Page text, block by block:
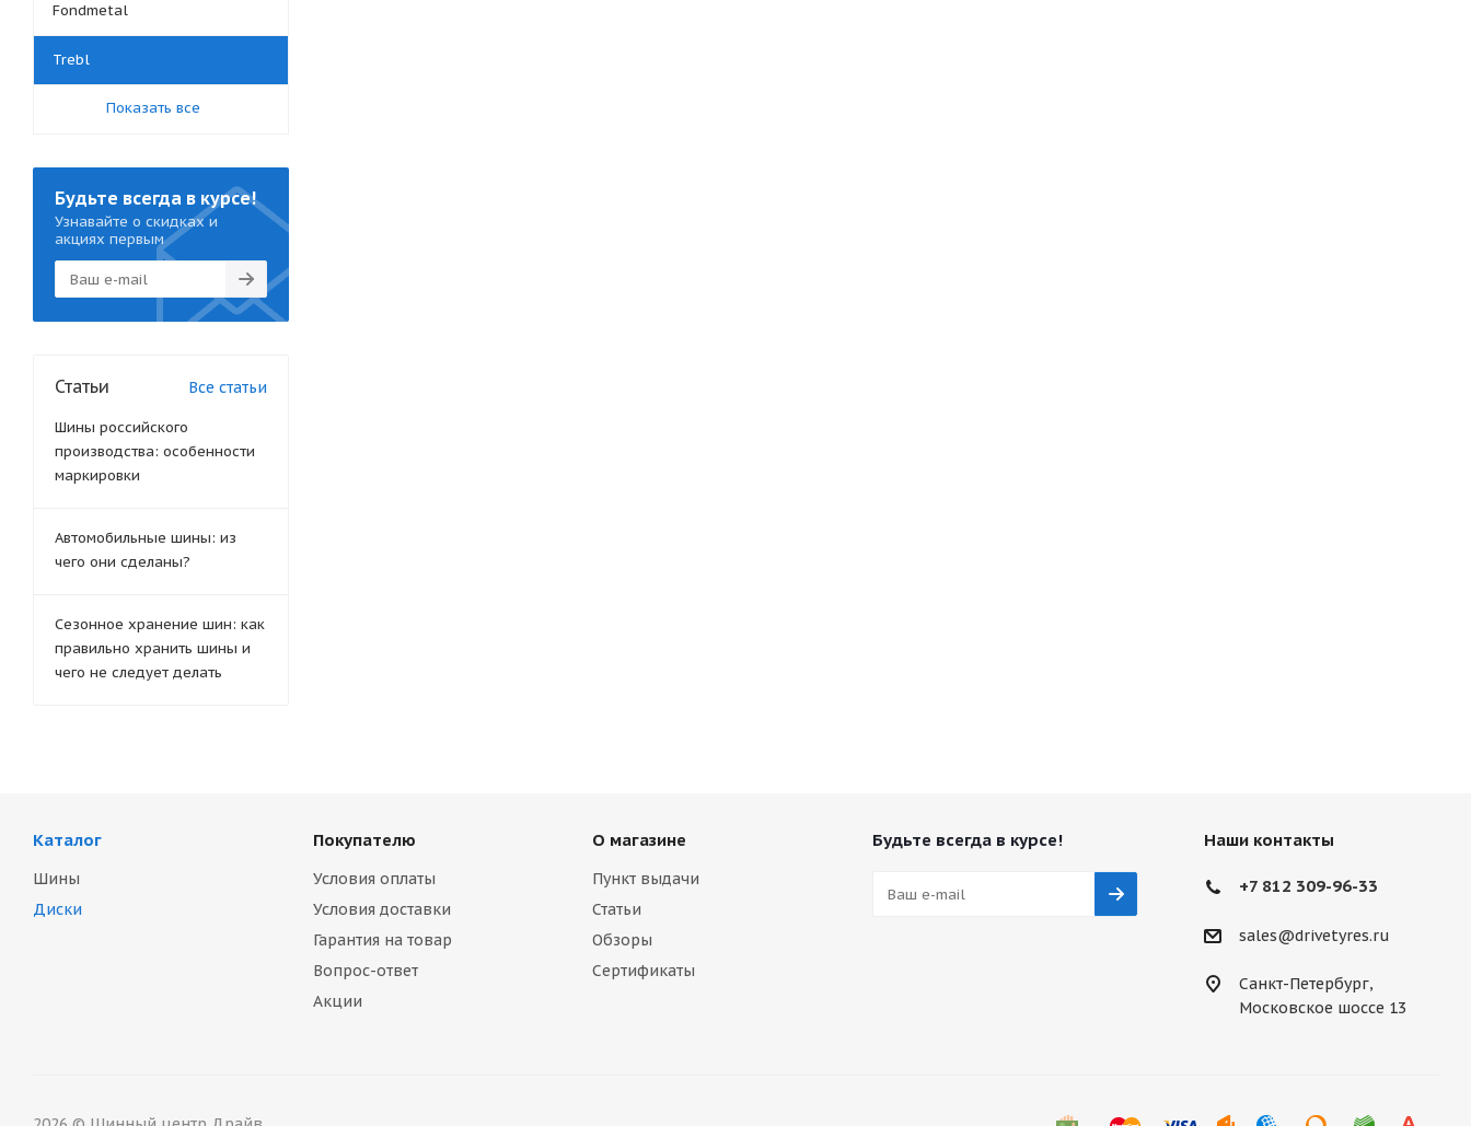
Fondmetal
Trebl
Показать все
Будьте всегда в курсе!
Узнавайте о скидках и
акциях первым
Статьи Все статьи
Шины российского
производства: особенности
маркировки
Автомобильные шины: из
чего они сделаны?
Сезонное хранение шин: как
правильно хранить шины и
чего не следует делать
Каталог
Шины
Диски
Покупателю
Условия оплаты
Условия доставки
Гарантия на товар
Вопрос-ответ
Акции
О магазине
Пункт выдачи
Статьи
Обзоры
Сертификаты
Будьте всегда в курсе! Наши контакты
+7 812 309-96-33
sales@drivetyres.ru
Санкт-Петербург,
Московское шоссе 13